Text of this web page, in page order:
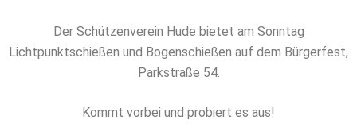
Der Schützenverein Hude bietet am Sonntag
Lichtpunktschießen und Bogenschießen auf dem Bürgerfest,
Parkstraße 54.
Kommt vorbei und probiert es aus!